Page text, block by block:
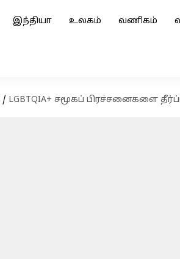
இந்தியா உலகம் வணிகம்
/ LGBTQIA+ சமூகப் பிரச்சனைகளை